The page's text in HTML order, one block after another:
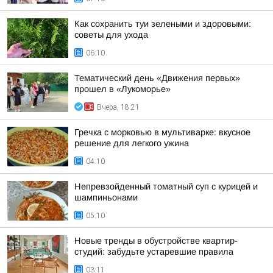
Как сохранить туи зелеными и здоровыми:
советы для ухода
06:10
Тематический день «Движения первых»
прошел в «Лукоморье»
Вчера, 18:21
Гречка с морковью в мультиварке: вкусное
решение для легкого ужина
04:10
Непревзойденный томатный суп с курицей и
шампиньонами
05:10
Новые тренды в обустройстве квартир-
студий: забудьте устаревшие правила
03:11